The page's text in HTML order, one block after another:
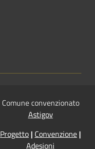
Comune convenzionato
Astigov
Progetto | Convenzione |
Adesioni